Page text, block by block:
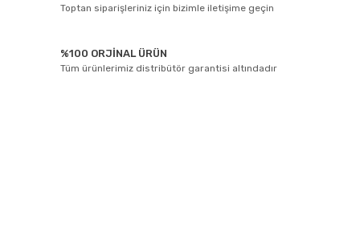
Toptan siparişleriniz için bizimle iletişime geçin
%100 ORJİNAL ÜRÜN
Tüm ürünlerimiz distribütör garantisi altındadır